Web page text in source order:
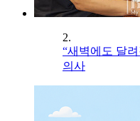
2.
“새벽에도 달
의사